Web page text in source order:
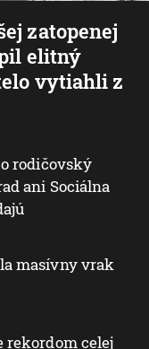
zatopenej
elitný
vytiahli z
rodičovský
ani Sociálna
masívny vrak
rekordom celej